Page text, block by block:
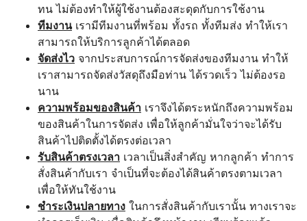
ทน ไม่ต้องทำให้ผู้ใช้งานต้องสะดุดกับการใช้งาน
ทีมงานเรามีทีมงานที่พร้อม ทั้งรถ ทั้งทีมส่ง ทำให้เรา
สามารถให้บริการลูกค้าได้ตลอด
จัดส่งไว จากประสบการณ์การจัดส่งของทีมงาน ทำให้
เราสามารถจัดส่งวัสดุถึงมือท่าน ได้รวดเร็ว ไม่ต้องรอ
นาน
ความพร้อมของสินค้า เราจึงได้ตระหนักถึงความพร้อม
ของสินค้าในการจัดส่ง เพื่อให้ลูกค้ามั่นใจว่าจะได้รับ
สินค้าไปติดตั้งได้ตรงต่อเวลา
รับสินค้าตรงเวลา เวลาเป็นสิ่งสำคัญ หากลูกค้า ทำการ
สั่งสินค้ากับเรา จำเป็นที่จะต้องได้สินค้าตรงตามเวลา
เพื่อให้ทันใช้งาน
ชำระเงินปลายทาง ในการสั่งสินค้ากับเรานั้น ทางเราจะ